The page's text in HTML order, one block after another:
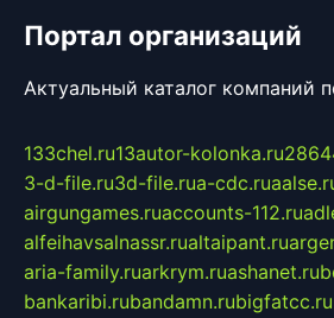
Портал организаций
Актуальный каталог компаний
133chel.ru13autor-kolonka.ru
3-d-file.ru3d-file.rua-cdc.ru
airgungames.ruaccounts-112.ru
alfeihavsalnassr.rualtaipant.ru
aria-family.ruarkrym.ruashanet.ru
bankaribi.rubandamn.rubigfatcc.ru